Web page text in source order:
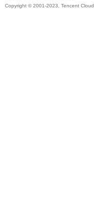
Copyright © 2001-2023, Tencent Cloud.